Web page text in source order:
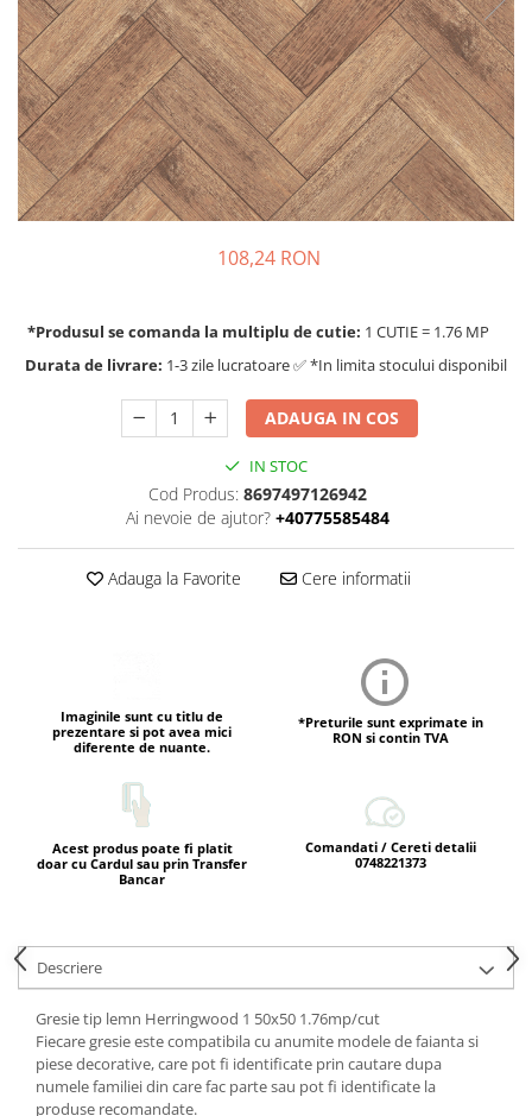
108,24 RON
*Produsul se comanda la multiplu de cutie: 1 CUTIE = 1.76 MP
Durata de livrare: 1-3 zile lucratoare ✅ *In limita stocului disponibil
ADAUGA IN COS
IN STOC
Cod Produs: 8697497126942
Ai nevoie de ajutor? +40775585484
Adauga la Favorite Cere informatii
Imaginile sunt cu titlu de
prezentare si pot avea mici
diferente de nuante.
*Preturile sunt exprimate in
RON si contin TVA
Acest produs poate fi platit
doar cu Cardul sau prin Transfer
Bancar
Comandati / Cereti detalii
0748221373
Descriere
Gresie tip lemn Herringwood 1 50x50 1.76mp/cut
Fiecare gresie este compatibila cu anumite modele de faianta si
piese decorative, care pot fi identificate prin cautare dupa
numele familiei din care fac parte sau pot fi identificate la
produse recomandate.